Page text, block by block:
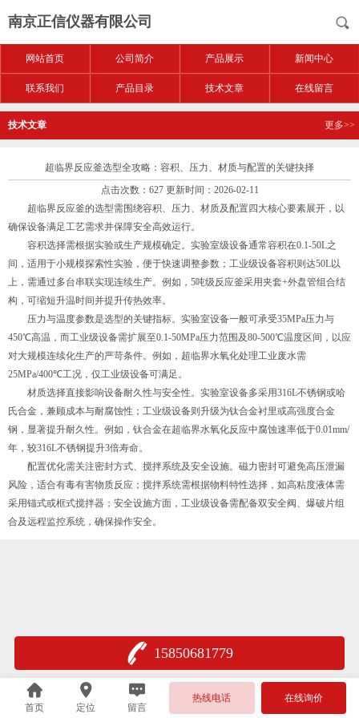
南京正信仪器有限公司
网站首页 公司简介 产品展示 新闻中心
联系我们 产品目录 技术文章 在线留言
技术文章 更多>>
超临界反应釜选型全攻略：容积、压力、材质与配置的关键抉择
点击次数：627 更新时间：2026-02-11
超临界反应釜的选型需围绕容积、压力、材质及配置四大核心要素展开，以
确保设备满足工艺需求并保障安全高效运行。
容积选择需根据实验或生产规模确定。实验室级设备通常容积在0.1-50L之
间，适用于小规模探索性实验，便于快速调整参数；工业级设备容积则达50L以
上，需通过多台串联实现连续生产。例如，5吨级反应釜采用夹套+外盘管组合结
构，可缩短升温时间并提升传热效率。
压力与温度参数是选型的关键指标。实验室设备一般可承受35MPa压力与
450℃高温，而工业级设备需扩展至0.1-50MPa压力范围及80-500℃温度区间，以应
对大规模连续化生产的严苛条件。例如，超临界水氧化处理工业废水需
25MPa/400℃工况，仅工业级设备可满足。
材质选择直接影响设备耐久性与安全性。实验室设备多采用316L不锈钢或哈
氏合金，兼顾成本与耐腐蚀性；工业级设备则升级为钛合金衬里或高强度合金
钢，显著提升耐久性。例如，钛合金在超临界水氧化反应中腐蚀速率低于0.01mm/
年，较316L不锈钢提升3倍寿命。
配置优化需关注密封方式、搅拌系统及安全设施。磁力密封可避免高压泄漏
风险，适合有毒有害物质反应；搅拌系统需根据物料特性选择，如高粘度液体需
采用锚式或框式搅拌器；安全设施方面，工业级设备需配备双安全阀、爆破片组
合及远程监控系统，确保操作安全。
15850681779
首页 定位 留言
热线电话 在线询价